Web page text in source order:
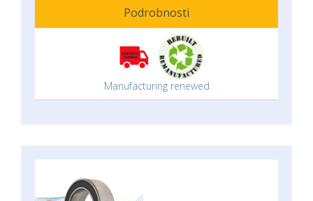
Podrobnosti
Manufacturing renewed